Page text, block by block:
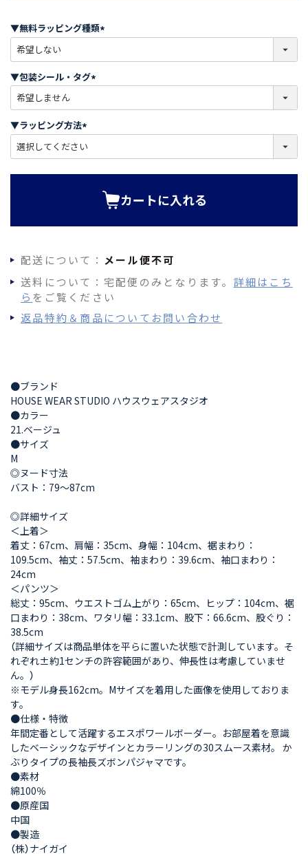
▼無料ラッピング種類
必
)
▼包装シール・タグ
必
)
▼ラッピング方法
必
カートに入れる
配送について： メール便不可
送料について：宅配便のみとなります。 詳細はこち
ら をご覧ください
返品特約＆商品についてお問い合わせ
●ブランド
HOUSE WEAR STUDIO ハウスウェアスタジオ
●カラー
21.ベージュ
●サイズ
M
◎ヌード寸法
バスト：79～87cm
◎詳細サイズ
＜上着＞
着丈：67cm、肩幅：35cm、身幅：104cm、裾まわり：
109.5cm、袖丈：57.5cm、袖まわり：39.6cm、袖口まわり：
24cm
＜パンツ＞
総丈：95cm、ウエストゴム上がり：65cm、ヒップ：104cm、裾
口まわり：38cm、ワタリ幅：33.1cm、股下：66.6cm、股ぐり：
38.5cm
（詳細サイズは商品単体を平らに置いた状態で計測しています。そ
れぞれ±約1センチの許容範囲があり、伸長性は考慮していませ
ん。）
※モデル身長162cm。Mサイズを着用した画像を使用しておりま
す。
●仕様・特徴
年間定番として活躍するエスポワールボーダー。お部屋着を意識
したベーシックなデザインとカラーリングの30スムース素材。 か
ぶりタイプの長袖長ズボンパジャマです。
●素材
綿100％
●原産国
中国
●製造
（株）ナイガイ